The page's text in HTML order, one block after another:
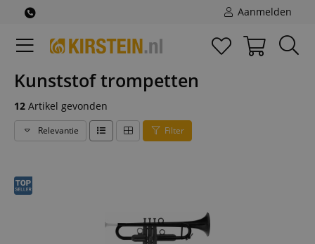
Aanmelden
Kunststof trompetten
12 Artikel gevonden
Relevantie Filter